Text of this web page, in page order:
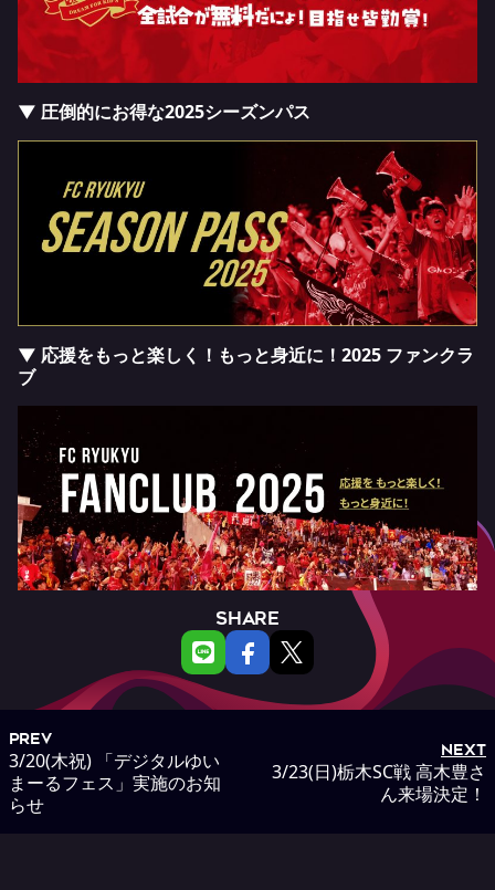
▼ 圧倒的にお得な2025シーズンパス
▼ 応援をもっと楽しく！もっと身近に！2025 ファンクラ
ブ
SHARE
PREV
3/20(木祝) 「デジタルゆい
まーるフェス」実施のお知
らせ
NEXT
3/23(日)栃木SC戦 高木豊さ
ん来場決定！